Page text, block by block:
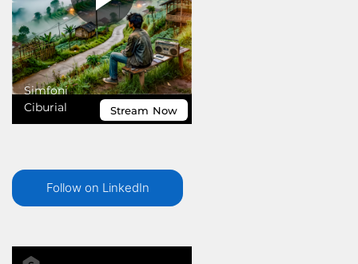
Follow on LinkedIn